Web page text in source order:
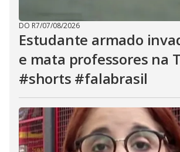
DO R7/07/08/2026
Estudante armado
e mata professores na
#shorts #falabrasil